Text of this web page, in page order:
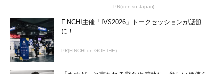
PR(dentsu Japan)
FINCHI主催「IVS2026」トークセッションが話題
に！
PR(FINCHI on GOETHE)